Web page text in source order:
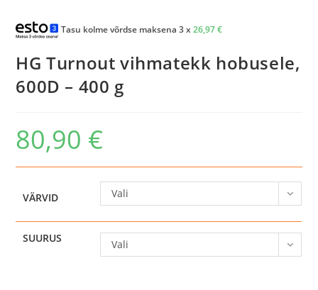
Tasu kolme võrdse maksena 3 x26,97€
HG Turnout vihmatekk hobusele,
600D – 400 g
80,90 €
VÄRVID Vali
SUURUS Vali